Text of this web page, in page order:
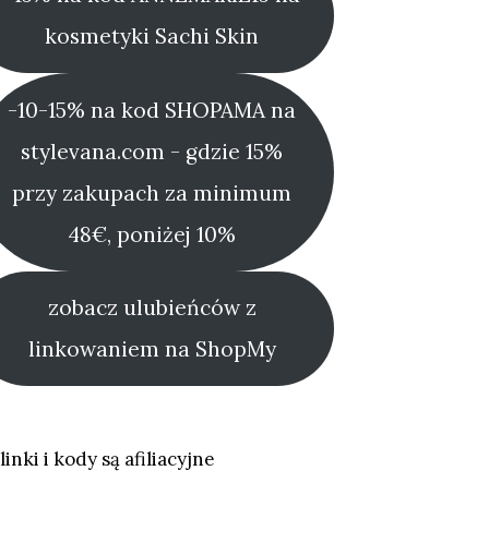
kosmetyki Sachi Skin
-10-15% na kod SHOPAMA na
stylevana.com - gdzie 15%
przy zakupach za minimum
48€, poniżej 10%
zobacz ulubieńców z
linkowaniem na ShopMy
i kody są afiliacyjne